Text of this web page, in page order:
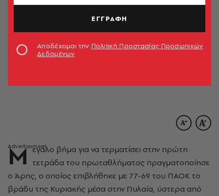
Μ εγάλο βήμα για να τερματίσει στην πρώτη
τετράδα του πρωταθλήματος πραγματοποίησε
ο Άρης, ο οποίος επιβλήθηκε με 77-69 του ΠΑΟΚ το
βράδυ της Κυριακής μέσα στην Πυλαία, ύστερα από
ΕΓΓΡΑΦΗ
Αποδέχομαι την Πολιτική Προστασίας Προσωπικών
Δεδομένων